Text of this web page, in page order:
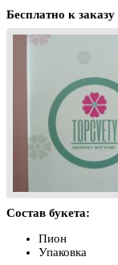
Бесплатно к заказу
Состав букета:
Пион
Упаковка